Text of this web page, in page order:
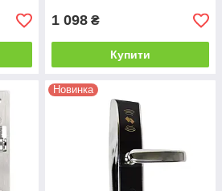
1 098 ₴
Купити
Новинка